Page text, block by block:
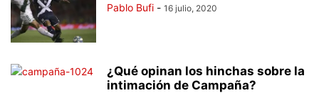
Pablo Bufi - 16 julio, 2020
¿Qué opinan los hinchas sobre la
intimación de Campaña?